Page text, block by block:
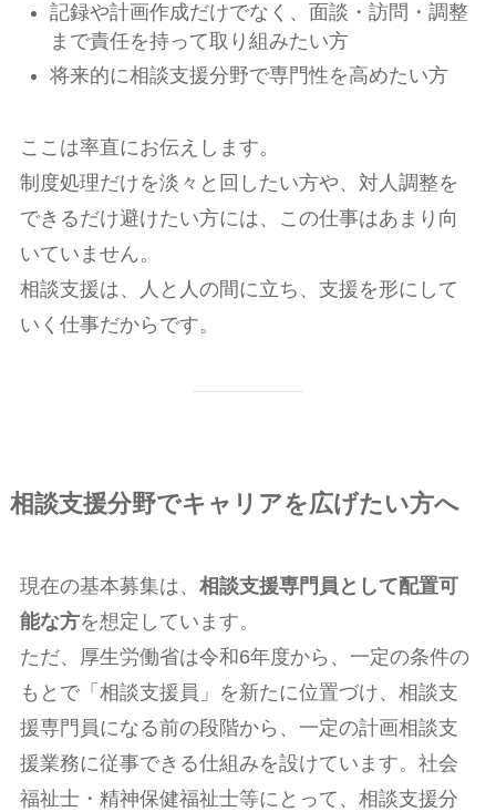
記録や計画作成だけでなく、面談・訪問・調整
まで責任を持って取り組みたい方
将来的に相談支援分野で専門性を高めたい方
ここは率直にお伝えします。
制度処理だけを淡々と回したい方や、対人調整を
できるだけ避けたい方には、この仕事はあまり向
いていません。
相談支援は、人と人の間に立ち、支援を形にして
いく仕事だからです。
相談支援分野でキャリアを広げたい方へ
現在の基本募集は、 相談支援専門員として配置可
能な方を想定しています。
ただ、厚生労働省は令和6年度から、一定の条件の
もとで「相談支援員」を新たに位置づけ、相談支
援専門員になる前の段階から、一定の計画相談支
援業務に従事できる仕組みを設けています。社会
福祉士・精神保健福祉士等にとって、相談支援分